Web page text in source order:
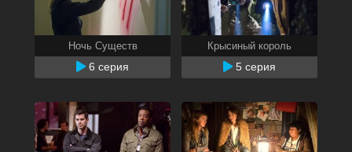
Ночь Существ
6 серия
Крысиный король
5 серия